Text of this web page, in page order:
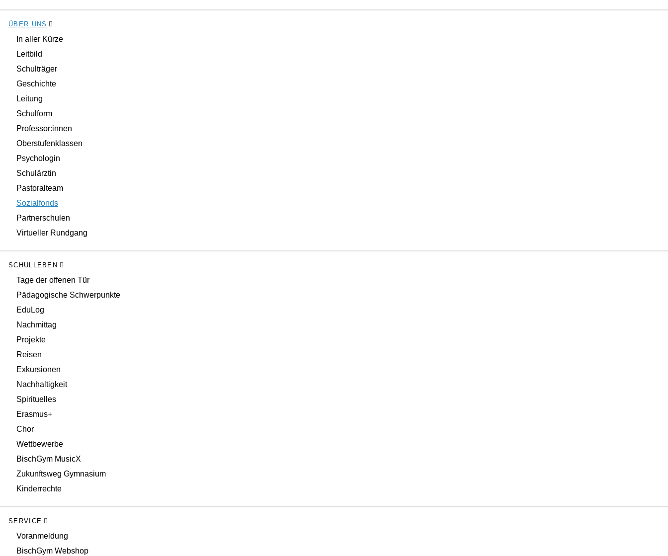
ÜBER UNS
In aller Kürze
Leitbild
Schulträger
Geschichte
Leitung
Schulform
Professor:innen
Oberstufenklassen
Psychologin
Schulärztin
Pastoralteam
Sozialfonds
Partnerschulen
Virtueller Rundgang
SCHULLEBEN
Tage der offenen Tür
Pädagogische Schwerpunkte
EduLog
Nachmittag
Projekte
Reisen
Exkursionen
Nachhaltigkeit
Spirituelles
Erasmus+
Chor
Wettbewerbe
BischGym MusicX
Zukunftsweg Gymnasium
Kinderrechte
SERVICE
Voranmeldung
BischGym Webshop